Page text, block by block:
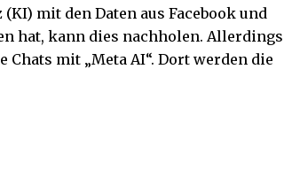
mit den Daten aus Facebook und
hat, kann dies nachholen. Allerdings
mit „Meta AI“. Dort werden die